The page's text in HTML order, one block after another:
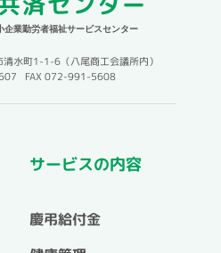
企業勤労者福祉サービスセンター
水町1-1-6（八尾商工会議所内）
FAX 072-991-5608
サービスの内容
慶弔給付金